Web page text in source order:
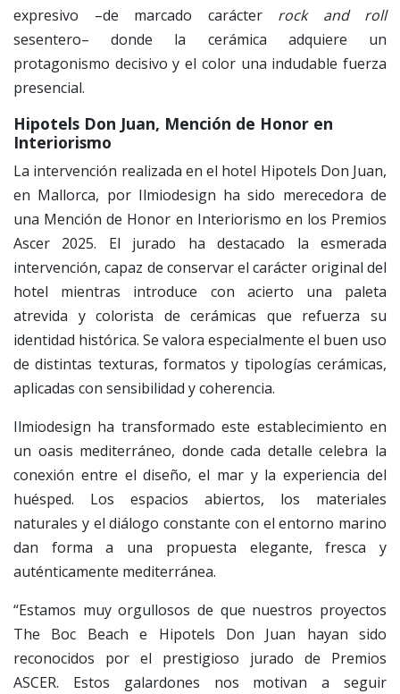
expresivo –de marcado carácter rock and roll
sesentero– donde la cerámica adquiere un
protagonismo decisivo y el color una indudable fuerza
presencial.
Hipotels Don Juan, Mención de Honor en
Interiorismo
La intervención realizada en el hotel Hipotels Don Juan,
en Mallorca, por Ilmiodesign ha sido merecedora de
una Mención de Honor en Interiorismo en los Premios
Ascer 2025. El jurado ha destacado la esmerada
intervención, capaz de conservar el carácter original del
hotel mientras introduce con acierto una paleta
atrevida y colorista de cerámicas que refuerza su
identidad histórica. Se valora especialmente el buen uso
de distintas texturas, formatos y tipologías cerámicas,
aplicadas con sensibilidad y coherencia.
Ilmiodesign ha transformado este establecimiento en
un oasis mediterráneo, donde cada detalle celebra la
conexión entre el diseño, el mar y la experiencia del
huésped. Los espacios abiertos, los materiales
naturales y el diálogo constante con el entorno marino
dan forma a una propuesta elegante, fresca y
auténticamente mediterránea.
“Estamos muy orgullosos de que nuestros proyectos
The Boc Beach e Hipotels Don Juan hayan sido
reconocidos por el prestigioso jurado de Premios
ASCER. Estos galardones nos motivan a seguir